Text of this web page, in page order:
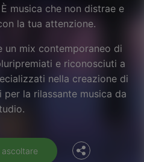
musica che non distrae e
la tua attenzione.
un mix contemporaneo di
e riconosciuti a
nella creazione di
la rilassante musica da
Facebook